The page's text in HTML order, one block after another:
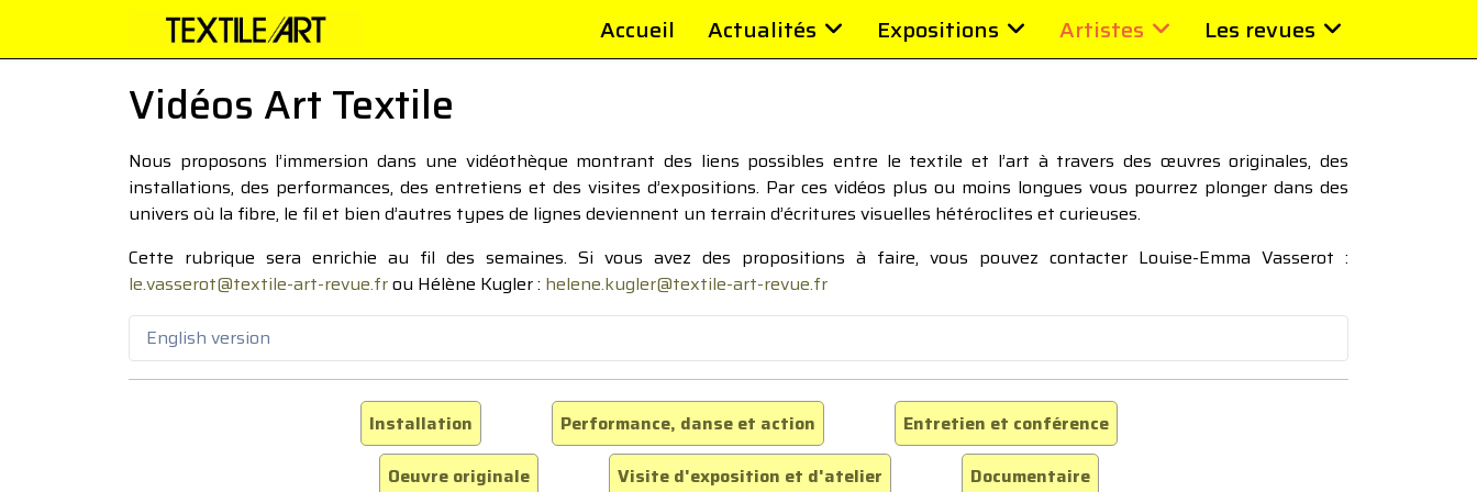
Accueil Actualités Expositions Artistes Les revues
Vidéos Art Textile
Nous proposons l’immersion dans une vidéothèque montrant des liens possibles entre le textile et l’art à travers des œuvres originales, des
installations, des performances, des entretiens et des visites d’expositions. Par ces vidéos plus ou moins longues vous pourrez plonger dans des
univers où la fibre, le fil et bien d’autres types de lignes deviennent un terrain d’écritures visuelles hétéroclites et curieuses.
Cette rubrique sera enrichie au fil des semaines. Si vous avez des propositions à faire, vous pouvez contacter Louise-Emma Vasserot :
le.vasserot@textile-art-revue.frou Hélène Kugler : helene.kugler@textile-art-revue.fr
English version
Installation Performance, danse et action
Entretien et conférence
Oeuvre originale
Visite d'exposition et d'atelier Documentaire